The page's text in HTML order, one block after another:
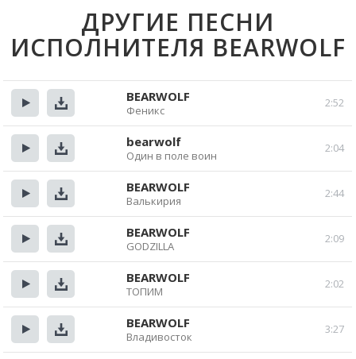
ДРУГИЕ ПЕСНИ
ИСПОЛНИТЕЛЯ BEARWOLF
Прослушать
Скачать
2:52
BEARWOLF
Феникс
Прослушать
Скачать
2:04
bearwolf
Один в поле воин
Прослушать
Скачать
2:44
BEARWOLF
Валькирия
Прослушать
Скачать
2:09
BEARWOLF
GODZILLA
Прослушать
Скачать
2:02
BEARWOLF
ТОПИМ
Прослушать
Скачать
3:27
BEARWOLF
Владивосток